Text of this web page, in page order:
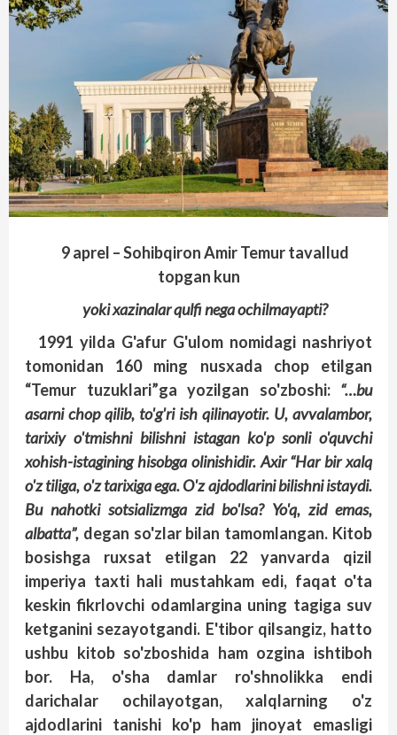
9 aprel – Sohibqiron Amir Temur tavallud
topgan kun
yoki xazinalar qulfi nega ochilmayapti?
1991 yilda G'afur G'ulom nomidagi nashriyot
tomonidan 160 ming nusxada chop etilgan
“Temur tuzuk­lari”ga yozilgan so'zboshi: “…bu
asarni chop qilib, to'g'ri ish qilinayotir. U, avvalambor,
tarixiy o'tmishni bilishni istagan ko'p sonli o'quvchi
xohish-istagining hisobga olinishidir. Axir “Har bir xalq
o'z tiliga, o'z tarixiga ega. O'z ajdodlarini bilishni istaydi.
Bu nahotki sotsializmga zid bo'lsa? Yo'q, zid emas,
albatta”, degan so'zlar bilan tamomlangan. Kitob
bosishga ruxsat etilgan 22 yanvarda qizil
imperiya taxti hali mustahkam edi, faqat o'ta
keskin fikrlovchi odamlargina uning tagiga suv
ketganini sezayotgandi. E'tibor qilsangiz, hatto
ushbu kitob so'zboshida ham ozgina ishtiboh
bor. Ha, o'sha damlar ro'shnolikka endi
darichalar ochilayotgan, xalqlarning o'z
ajdodlarini tanishi ko'p ham jinoyat emasligi